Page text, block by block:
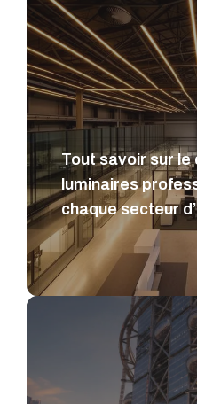
Tout savoir sur
luminaires
chaque secteur